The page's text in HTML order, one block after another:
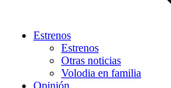
Estrenos
Estrenos
Otras noticias
Volodia en familia
Opinión